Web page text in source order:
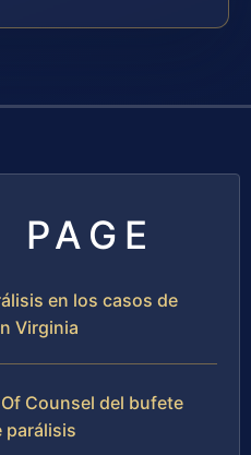
en los casos de
Virginia
Counsel del bufete
parálisis